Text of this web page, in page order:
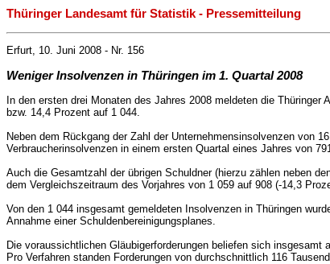
Thüringer Landesamt für Statistik - Pressemitteilung
Erfurt, 10. Juni 2008 - Nr. 156
Weniger Insolvenzen in Thüringen im 1. Quartal 2008
In den ersten drei Monaten des Jahres 2008 meldeten die
bzw. 14,4 Prozent auf 1 044.
Neben dem Rückgang der Zahl der Unternehmensinsolvenzen von
Verbraucherinsolvenzen in einem ersten Quartal eines Jahres von
Auch die Gesamtzahl der übrigen Schuldner (hierzu zählen neben
dem Vergleichszeitraum des Vorjahres von 1 059 auf 908 (-14,3
Von den 1 044 insgesamt gemeldeten Insolvenzen in Thüringen
Annahme einer Schuldenbereinigungsplanes.
Die voraussichtlichen Gläubigerforderungen beliefen sich insgesamt
Pro Verfahren standen Forderungen von durchschnittlich 116